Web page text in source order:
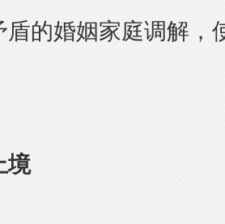
盾的婚姻家庭调解，
境